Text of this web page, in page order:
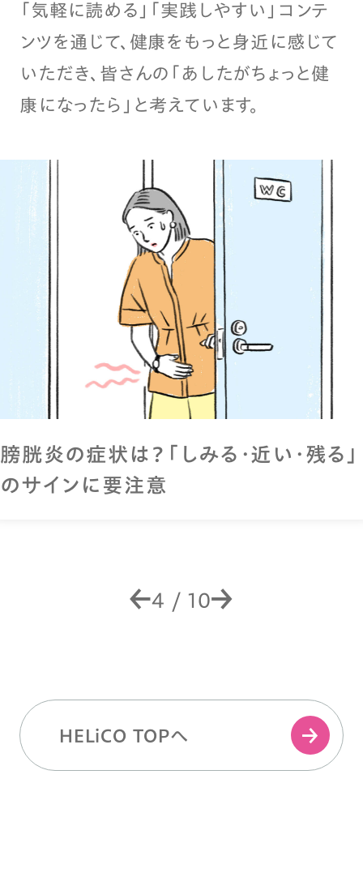
「気軽に読める」「実践しやすい」コンテ
ンツを通じて、健康をもっと身近に感じて
いただき、皆さんの「あしたがちょっと健
康になったら」と考えています。
膀胱炎の症状は？「しみる・近い・残る」
のサインに要注意
4 / 10
HELiCO TOPへ